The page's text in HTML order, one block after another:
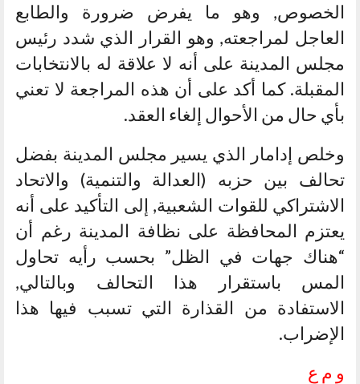
الخصوص, وهو ما يفرض ضرورة والطابع
العاجل لمراجعته, وهو القرار الذي شدد رئيس
مجلس المدينة على أنه لا علاقة له بالانتخابات
المقبلة. كما أكد على أن هذه المراجعة لا تعني
بأي حال من الأحوال إلغاء العقد.
وخلص إدامار الذي يسير مجلس المدينة بفضل
تحالف بين حزبه (العدالة والتنمية) والاتحاد
الاشتراكي للقوات الشعبية, إلى التأكيد على أنه
يعتزم المحافظة على نظافة المدينة رغم أن
“هناك جهات في الظل” بحسب رأيه تحاول
المس باستقرار هذا التحالف وبالتالي,
الاستفادة من القذارة التي تسبب فيها هذا
الإضراب.
و م ع